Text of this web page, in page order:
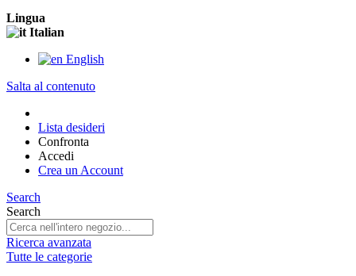
Lingua
Italian
English
Salta al contenuto
Lista desideri
Confronta
Accedi
Crea un Account
Search
Search
Ricerca avanzata
Tutte le categorie